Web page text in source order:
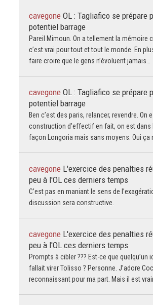
cavegone OL : Tagliafico se prépare
potentiel barrage
Pareil Mimoun. On a tellement la mémoire
c’est vrai pour tout et tout le monde. En
faire croire que le gens n’évoluent jamais…
cavegone OL : Tagliafico se prépare
potentiel barrage
Ben c’est des paris, relancer, revendre. On
construction d’effectif en fait, on est dans
façon Longoria mais sans moyens. Oui ça
cavegone L'exercice des penalties
peu à l'OL ces derniers temps
C’est pas en maniant le sens de
discussion sera constructive.
cavegone L'exercice des penalties
peu à l'OL ces derniers temps
Prompts à cibler ??? Est-ce que quelqu’un
fallait virer Tolisso ? Personne. J’adore
reconnaissant pour ma part. Mais il est